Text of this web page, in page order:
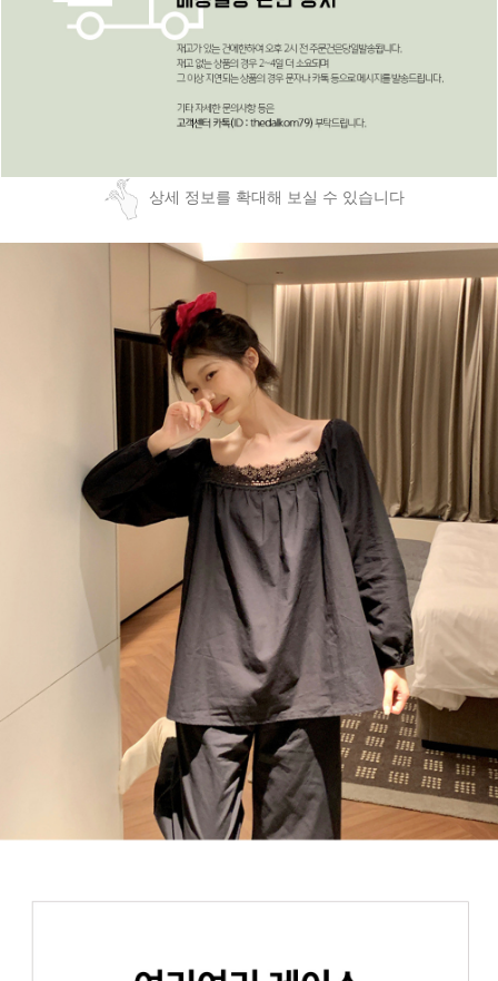
페이코 라이
구매
상세 정보를 확대해 보실 수 있습니다